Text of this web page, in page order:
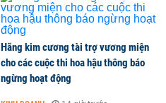
Hãng kim cương tài trợ vương miện
cho các cuộc thi hoa hậu thông báo
ngừng hoạt động